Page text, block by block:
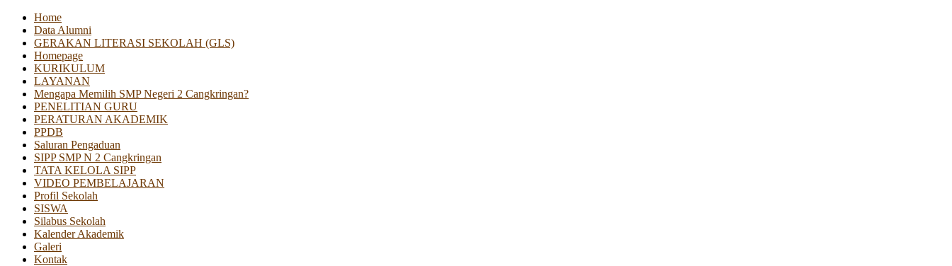
Home
Data Alumni
GERAKAN LITERASI SEKOLAH (GLS)
Homepage
KURIKULUM
LAYANAN
Mengapa Memilih SMP Negeri 2 Cangkringan?
PENELITIAN GURU
PERATURAN AKADEMIK
PPDB
Saluran Pengaduan
SIPP SMP N 2 Cangkringan
TATA KELOLA SIPP
VIDEO PEMBELAJARAN
Profil Sekolah
SISWA
Silabus Sekolah
Kalender Akademik
Galeri
Kontak